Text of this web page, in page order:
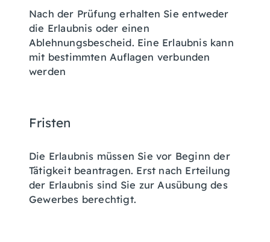
Nach der Prüfung erhalten Sie entweder
die Erlaubnis oder einen
Ablehnungsbescheid. Eine Erlaubnis kann
mit bestimmten Auflagen verbunden
werden
Fristen
Die Erlaubnis müssen Sie vor Beginn der
Tätigkeit beantragen. Erst nach Erteilung
der Erlaubnis sind Sie zur Ausübung des
Gewerbes berechtigt.